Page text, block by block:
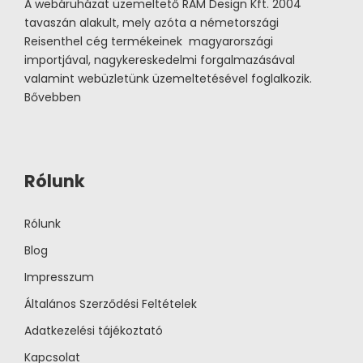
A webáruházat üzemeltető RAM Design Kft. 2004
tavaszán alakult, mely azóta a németországi
Reisenthel cég termékeinek magyarországi
importjával, nagykereskedelmi forgalmazásával
valamint webüzletünk üzemeltetésével foglalkozik.
Bővebben
Rólunk
Rólunk
Blog
Impresszum
Általános Szerződési Feltételek
Adatkezelési tájékoztató
Kapcsolat